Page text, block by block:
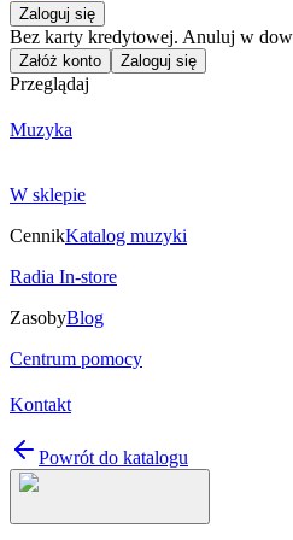
Zaloguj się
Bez karty kredytowej. Anuluj w
Załóż konto Zaloguj się
Przeglądaj
Muzyka
W sklepie
CennikKatalog muzyki
Radia In-store
ZasobyBlog
Centrum pomocy
Kontakt
Powrót do katalogu